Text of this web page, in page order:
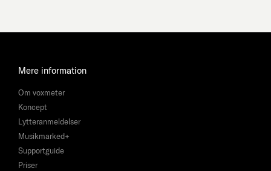
Mere information
Om voxmeter
Koncept
Lytteranmeldelser
Musikmarked+
Supportguide
Priser